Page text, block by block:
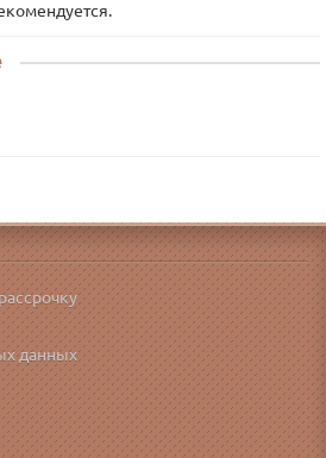
данных